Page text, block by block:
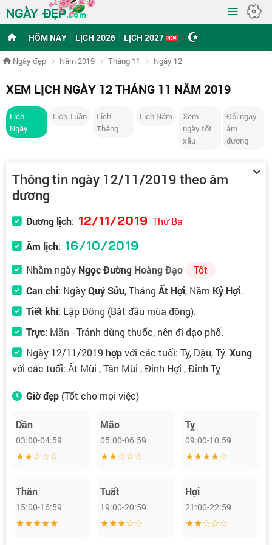
NGÀY ĐẸP.com ≡
HÔM NAY LỊCH 2026 LỊCH 2027
Ngày đẹp Năm 2019 Tháng 11 Ngày 12
XEM LỊCH NGÀY 12 THÁNG 11 NĂM 2019
Lịch
Ngày
Lịch Tuần
Lịch
Tháng
Lịch Năm
Xem
ngày tốt
xấu
Đổi ngày
âm
dương
Thông tin ngày 12/11/2019 theo âm
dương
Dương lịch: 12/11/2019 Thứ Ba
Âm lịch: 16/10/2019
Nhằm ngày Ngọc Đường Hoàng Đạo
Tốt
Can chi: NgàyQuý Sửu, Tháng Ất Hợi, Năm Kỷ Hợi.
Tiết khí: Lập Đông (Bắt đầu mùa đông).
Trực: Mãn - Tránh dùng thuốc, nên đi dạo phố.
Ngày 12/11/2019 hợpvới các tuổi: Tỵ, Dậu, Tý. Xung
với các tuổi: Ất Mùi , Tân Mùi , Đinh Hợi , Đinh Tỵ
Giờ đẹp (Tốt cho mọi việc)
Dần
03:00-04:59
★★☆☆☆
Mão
05:00-06:59
★★☆☆☆
Tỵ
09:00-10:59
★★★★☆
Thân
15:00-16:59
★★★★★
Tuất
19:00-20:59
★★★☆☆
Hợi
21:00-22:59
★★☆☆☆